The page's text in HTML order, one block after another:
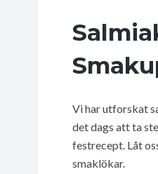
Vi har utforskat
det dags att ta
festrecept. Låt
smaklökar.